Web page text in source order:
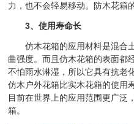
力，也不会轻易移动。防木花箱
3、使用寿命长
仿木花箱的应用材料是混合
曲强度。而且仿木花箱的表面都
不怕雨水淋湿，所以它具有抗老
仿木户外花箱比实木花箱的使用
目前在世界上的应用范围更广泛
箱。